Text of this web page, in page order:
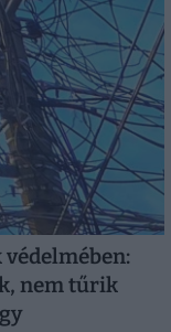
nem tűrik